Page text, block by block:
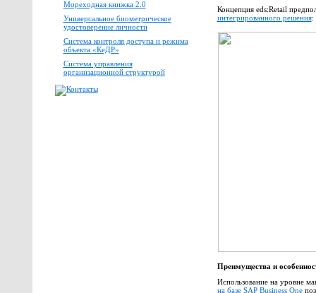
Мореходная книжка 2.0
Универсальное биометрическое
удостоверение личности
Система контроля доступа и режима
объекта «КеДР»
Система управления
организационной структурой
Концепция eds:Retail
интегрированного решения:
Преимущества и
Использование на уровне
на базе SAP Business One